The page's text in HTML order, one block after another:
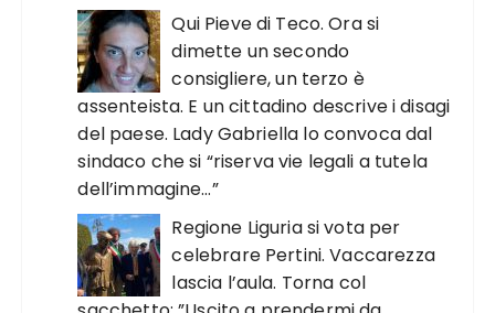
Qui Pieve di Teco. Ora si
dimette un secondo
consigliere, un terzo è
assenteista. E un cittadino descrive i disagi
del paese. Lady Gabriella lo convoca dal
sindaco che si “riserva vie legali a tutela
dell’immagine…”
Regione Liguria si vota per
celebrare Pertini. Vaccarezza
lascia l’aula. Torna col